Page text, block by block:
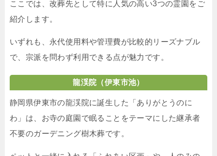
ここでは、改葬先として特に人気の高い3つの霊園をご
紹介します。
いずれも、永代使用料や管理費が比較的リーズナブル
で、宗派を問わず利用できる点が魅力です。
龍渓院（伊東市池）
静岡県伊東市の龍渓院に誕生した「ありがとうのに
わ」は、お寺の庭園で眠ることをテーマにした継承者
不要のガーデニング樹木葬です。